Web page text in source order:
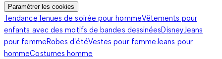
Paramétrer les cookies
TendanceTenues de soirée pour hommeVêtements pour
enfants avec des motifs de bandes dessinéesDisneyJeans
pour femmeRobes d'étéVestes pour femmeJeans pour
hommeCostumes homme